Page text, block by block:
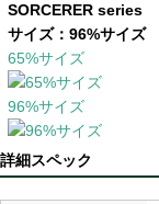
SORCERER series
サイズ：96%サイズ
65%サイズ
96%サイズ
詳細スペック